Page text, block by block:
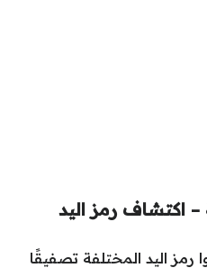
– اكتشاف رمز اليد
رمز اليد المختلفة تصفيقًا